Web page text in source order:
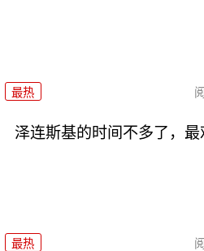
最热
泽连斯基的时间不多了，
最热